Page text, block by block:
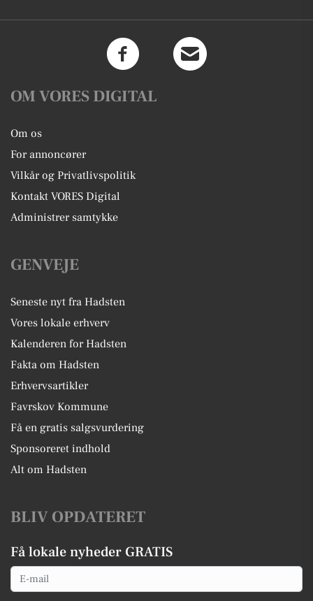
OM VORES DIGITAL
Om os
For annoncører
Vilkår og Privatlivspolitik
Kontakt VORES Digital
Administrer samtykke
GENVEJE
Seneste nyt fra Hadsten
Vores lokale erhverv
Kalenderen for Hadsten
Fakta om Hadsten
Erhvervsartikler
Favrskov Kommune
Få en gratis salgsvurdering
Sponsoreret indhold
Alt om Hadsten
BLIV OPDATERET
Få lokale nyheder GRATIS
Email